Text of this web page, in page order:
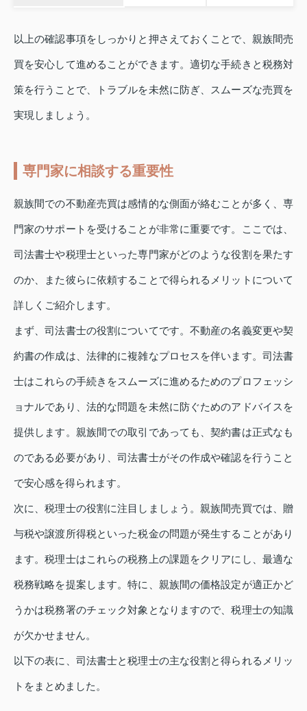
以上の確認事項をしっかりと押さえておくことで、親族間売
買を安心して進めることができます。適切な手続きと税務対
策を行うことで、トラブルを未然に防ぎ、スムーズな売買を
実現しましょう。
専門家に相談する重要性
親族間での不動産売買は感情的な側面が絡むことが多く、専
門家のサポートを受けることが非常に重要です。ここでは、
司法書士や税理士といった専門家がどのような役割を果たす
のか、また彼らに依頼することで得られるメリットについて
詳しくご紹介します。
まず、司法書士の役割についてです。不動産の名義変更や契
約書の作成は、法律的に複雑なプロセスを伴います。司法書
士はこれらの手続きをスムーズに進めるためのプロフェッシ
ョナルであり、法的な問題を未然に防ぐためのアドバイスを
提供します。親族間での取引であっても、契約書は正式なも
のである必要があり、司法書士がその作成や確認を行うこと
で安心感を得られます。
次に、税理士の役割に注目しましょう。親族間売買では、贈
与税や譲渡所得税といった税金の問題が発生することがあり
ます。税理士はこれらの税務上の課題をクリアにし、最適な
税務戦略を提案します。特に、親族間の価格設定が適正かど
うかは税務署のチェック対象となりますので、税理士の知識
が欠かせません。
以下の表に、司法書士と税理士の主な役割と得られるメリッ
トをまとめました。